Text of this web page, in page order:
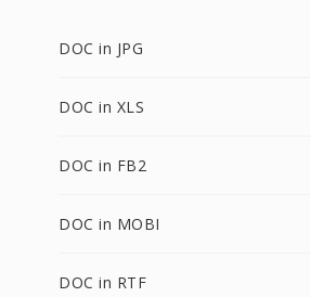
DOC in JPG
DOC in XLS
DOC in FB2
DOC in MOBI
DOC in RTF